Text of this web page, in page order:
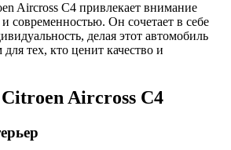
Aircross C4 привлекает внимание
современностью. Он сочетает в себе
делая этот автомобиль
тех, кто ценит качество и
Aircross C4